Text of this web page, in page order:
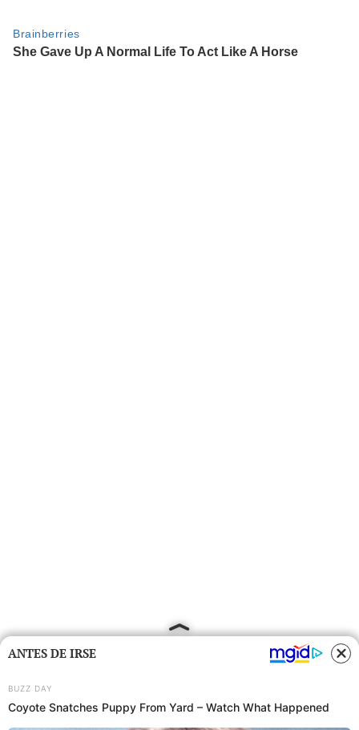
ANTES DE IRSE